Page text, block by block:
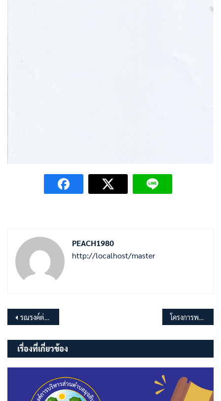
PEACH1980
http://localhost/master
แนะแนว
เรื่อง
รณรงค์ต่อต้านยาเสพติด โครงการพระราชดำริ ธรรมนาวา “วัง”
เรื่องที่เกี่ยวข้อง